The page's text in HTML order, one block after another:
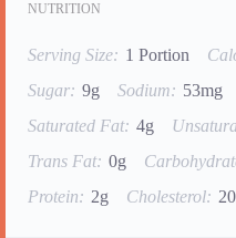
NUTRITION
Serving Size: 1 Portion
Sugar: 9g Sodium: 53mg
Saturated Fat: 4g
Trans Fat: 0g
Protein: 2g Cholesterol: